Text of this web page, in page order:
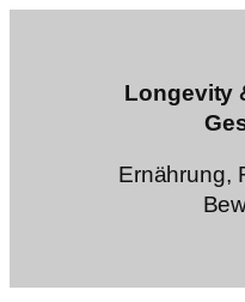
Longevity
Ernährung,